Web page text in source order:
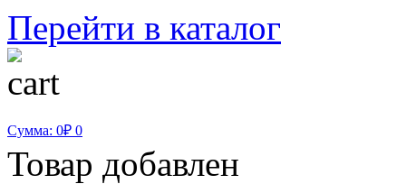
Перейти в каталог
Сумма: 0₽ 0
Товар добавлен